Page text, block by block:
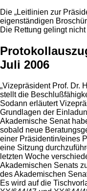
Die „Leitlinien zur
eigenständigen
Die Rettung gelingt nicht
Juli 2006
„Vizepräsident Prof. Dr.
stellt die
Sodann erläutert
Grundlagen der
Akademische Senat
sobald neue
einer Präsidentin/eines
eine Sitzung
letzten Woche
Akademischen Senats
des Akademischen
Es wird auf die